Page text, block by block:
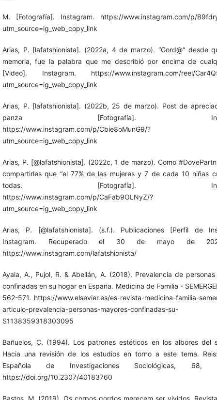
M. [Fotografía]. Instagram. https://www.instagram.com/p/
utm_source=ig_web_copy_link
Arias, P. [lafatshionista]. (2022a, 4 de marzo). “Gord@“ desde
memoria, fue la palabra que me describió por encima de
[Video]. Instagram. https://www.instagram.com/reel/
utm_source=ig_web_copy_link
Arias, P. [lafatshionista]. (2022b, 25 de marzo). Post de
panza [Fotografía].
https://www.instagram.com/p/Cbie8oMunG9/?
utm_source=ig_web_copy_link
Arias, P. [@lafatshionista]. (2022c, 1 de marzo). Como
compartirles que “el 77% de las mujeres y 7 de cada 10 niñas
todas. [Fotografía].
https://www.instagram.com/p/CaFab9OLNyZ/?
utm_source=ig_web_copy_link
Arias, P. [@lafatshionista]. (s.f.). Publicaciones [Perfil de
Instagram. Recuperado el 30 de mayo de
https://www.instagram.com/lafatshionista/
Ayala, A., Pujol, R. & Abellán, A. (2018). Prevalencia de personas
confinadas en su hogar en España. Medicina de Familia -
562-571. https://www.elsevier.es/es-revista-medicina-familia-
articulo-prevalencia-personas-mayores-confinadas-su-
S1138359318303095
Bañuelos, C. (1994). Los patrones estéticos en los albores del
Hacia una revisión de los estudios en torno a este tema.
Española de Investigaciones Sociológicas, 68,
https://doi.org/10.2307/40183760
Bastos, M. (2019). Os corpos gordos merecem ser vividos.